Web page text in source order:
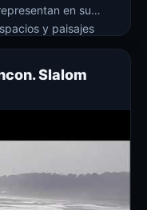
en su
y paisajes
mas viejos que
Slalom